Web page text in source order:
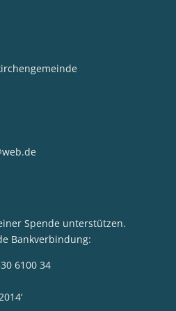
Spende unterstützen.
Bankverbindung:
6100 34